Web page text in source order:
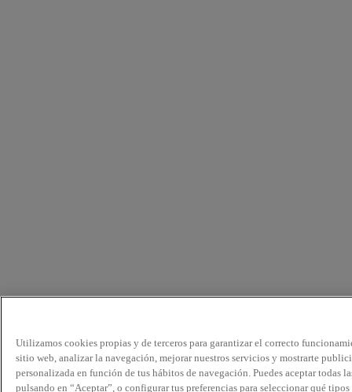
Utilizamos cookies propias y de terceros para garantizar el correcto
sitio web, analizar la navegación, mejorar nuestros servicios y mostrarte
personalizada en función de tus hábitos de navegación. Puedes aceptar todas
pulsando en “Aceptar”, o configurar tus preferencias para seleccionar qué tipos